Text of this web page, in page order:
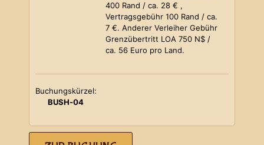
400 Rand / ca. 28 € ,
Vertragsgebühr 100 Rand / ca.
7 €. Anderer Verleiher Gebühr
Grenzübertritt LOA 750 N$ /
ca. 56 Euro pro Land.
Buchungskürzel:
BUSH-04